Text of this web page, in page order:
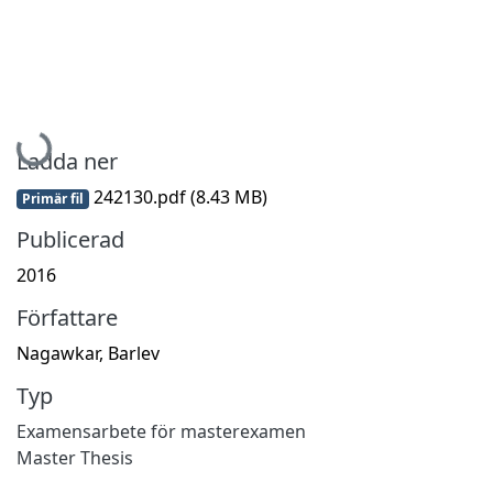
Hämtar...
Ladda ner
Primär fil 242130.pdf(8.43 MB)
Publicerad
2016
Författare
Nagawkar, Barlev
Typ
Examensarbete för masterexamen
Master Thesis